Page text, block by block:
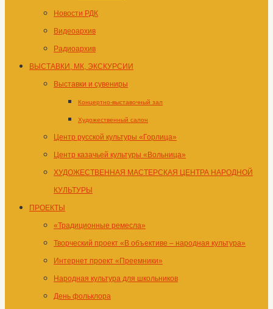
Новости РДК
Видеоархив
Радиоархив
ВЫСТАВКИ, МК, ЭКСКУРСИИ
Выставки и сувениры
Концертно-выставочный зал
Художественный салон
Центр русской культуры «Горлица»
Центр казачьей культуры «Вольница»
ХУДОЖЕСТВЕННАЯ МАСТЕРСКАЯ ЦЕНТРА НАРОДНОЙ
КУЛЬТУРЫ
ПРОЕКТЫ
«Традиционные ремесла»
Творческий проект «В объективе – народная культура»
Интернет проект «Преемники»
Народная культура для школьников
День фольклора